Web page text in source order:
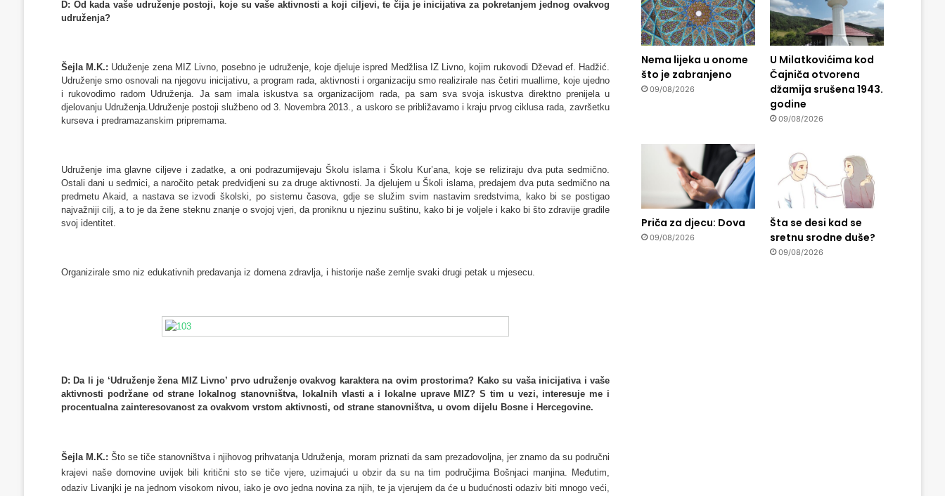
D: Od kada vaše udruženje postoji, koje su vaše aktivnosti a koji ciljevi, te čija je inicijativa za pokretanjem jednog ovakvog
udruženja?
Šejla M.K.: Uduženje zena MIZ Livno, posebno je udruženje, koje djeluje ispred Medžlisa IZ Livno, kojim rukovodi Dževad ef. Hadžić.
Udruženje smo osnovali na njegovu inicijativu, a program rada, aktivnosti i organizaciju smo realizirale nas četiri muallime, koje ujedno
i rukovodimo radom Udruženja. Ja sam imala iskustva sa organizacijom rada, pa sam sva svoja iskustva direktno prenijela u
djelovanju Udruženja.Udruženje postoji službeno od 3. Novembra 2013., a uskoro se približavamo i kraju prvog ciklusa rada, završetku
kurseva i predramazanskim pripremama.
Udruženje ima glavne ciljeve i zadatke, a oni podrazumijevaju Školu islama i Školu Kur’ana, koje se reliziraju dva puta sedmično.
Ostali dani u sedmici, a naročito petak predvidjeni su za druge aktivnosti. Ja djelujem u Školi islama, predajem dva puta sedmično na
predmetu Akaid, a nastava se izvodi školski, po sistemu časova, gdje se služim svim nastavim sredstvima, kako bi se postigao
najvažniji cilj, a to je da žene steknu znanje o svojoj vjeri, da proniknu u njezinu suštinu, kako bi je voljele i kako bi što zdravije gradile
svoj identitet.
Organizirale smo niz edukativnih predavanja iz domena zdravlja, i historije naše zemlje svaki drugi petak u mjesecu.
D: Da li je ‘Udruženje žena MIZ Livno’ prvo udruženje ovakvog karaktera na ovim prostorima? Kako su vaša inicijativa i vaše
aktivnosti podržane od strane lokalnog stanovništva, lokalnih vlasti a i lokalne uprave MIZ? S tim u vezi, interesuje me i
procentualna zainteresovanost za ovakvom vrstom aktivnosti, od strane stanovništva, u ovom dijelu Bosne i Hercegovine.
Šejla M.K.: Što se tiče stanovništva i njihovog prihvatanja Udruženja, moram priznati da sam prezadovoljna, jer znamo da su područni
krajevi naše domovine uvijek bili kritični sto se tiče vjere, uzimajući u obzir da su na tim područjima Bošnjaci manjina. Međutim,
odaziv Livanjki je na jednom visokom nivou, iako je ovo jedna novina za njih, te ja vjerujem da će u budućnosti odaziv biti mnogo veći,
Nema lijeka u onome
što je zabranjeno
09/08/2026
U Milatkovićima kod
Čajniča otvorena
džamija srušena 1943.
godine
09/08/2026
Priča za djecu: Dova
09/08/2026
Šta se desi kad se
sretnu srodne duše?
09/08/2026